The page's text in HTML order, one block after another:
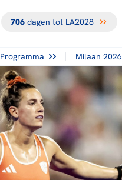
706dagen tot LA2028
Programma Milaan 2026